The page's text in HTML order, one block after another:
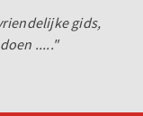
gids,
....."